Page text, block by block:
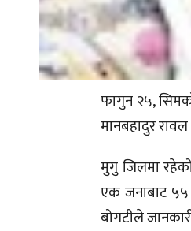
फागुन २५,
मानबहादुर
मुगु जिलमा
एक जनाबाट ५५
बोगटीले